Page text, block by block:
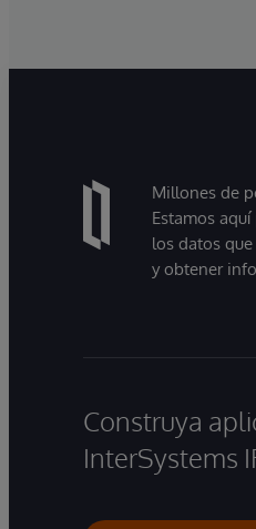
Millones de
Estamos
los datos
y obtener
Construya
InterSystems